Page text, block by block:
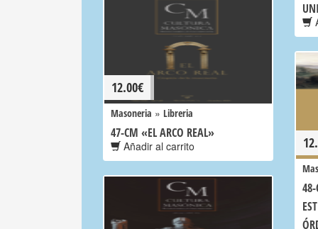
12.00€
Masoneria » Libreria
47-CM «EL ARCO REAL»
Añadir al carrito